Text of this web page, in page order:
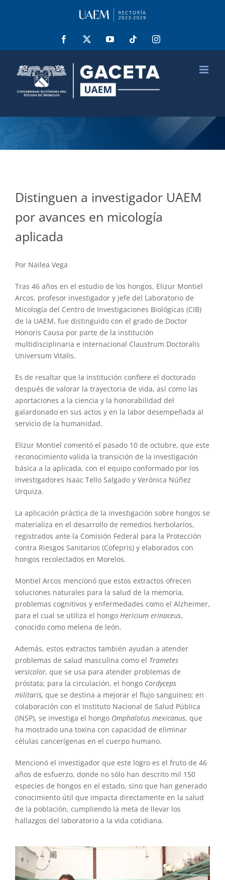
Facebook YouTube Tiktok Instagram
Distinguen a investigador UAEM
por avances en micología
aplicada
Por Nailea Vega
Tras 46 años en el estudio de los hongos, Elizur Montiel
Arcos, profesor investigador y jefe del Laboratorio de
Micología del Centro de Investigaciones Biológicas (CIB)
de la UAEM, fue distinguido con el grado de Doctor
Honoris Causa por parte de la institución
multidisciplinaria e internacional Claustrum Doctoralis
Universum Vitalis.
Es de resaltar que la institución confiere el doctorado
después de valorar la trayectoria de vida, así como las
aportaciones a la ciencia y la honorabilidad del
galardonado en sus actos y en la labor desempeñada al
servicio de la humanidad.
Elizur Montiel comentó el pasado 10 de octubre, que este
reconocimiento valida la transición de la investigación
básica a la aplicada, con el equipo conformado por los
investigadores Isaac Tello Salgado y Verónica Núñez
Urquiza.
La aplicación práctica de la investigación sobre hongos se
materializa en el desarrollo de remedios herbolarios,
registrados ante la Comisión Federal para la Protección
contra Riesgos Sanitarios (Cofepris) y elaborados con
hongos recolectados en Morelos.
Montiel Arcos mencionó que estos extractos ofrecen
soluciones naturales para la salud de la memoria,
problemas cognitivos y enfermedades como el Alzheimer,
para el cual se utiliza el hongo Hericium erinaceus,
conocido como melena de león.
Además, estos extractos también ayudan a atender
problemas de salud masculina como el Trametes
versicolor, que se usa para atender problemas de
próstata; para la circulación, el hongo Cordyceps
militaris, que se destina a mejorar el flujo sanguíneo; en
colaboración con el Instituto Nacional de Salud Pública
(INSP), se investiga el hongo Omphalotus mexicanus, que
ha mostrado una toxina con capacidad de eliminar
células cancerígenas en el cuerpo humano.
Mencionó el investigador que este logro es el fruto de 46
años de esfuerzo, donde no sólo han descrito mil 150
especies de hongos en el estado, sino que han generado
conocimiento útil que impacta directamente en la salud
de la población, cumpliendo la meta de llevar los
hallazgos del laboratorio a la vida cotidiana.